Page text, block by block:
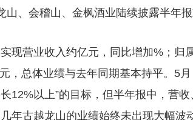
山、会稽山、金枫酒业陆续披露半年报
现营业收入约亿元，同比增加%；归
，总体业绩与去年同期基本持平。5
12%以上”的目标，但半年报中，营
年古越龙山的业绩始终未出现大幅